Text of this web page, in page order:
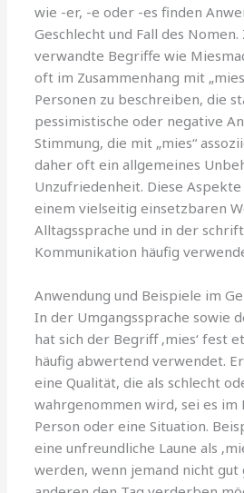
wie -er, -e oder -es finden
Geschlecht und Fall des
verwandte Begriffe wie
oft im Zusammenhang mit
Personen zu beschreiben, die
pessimistische oder negative
Stimmung, die mit „mies“
daher oft ein allgemeines
Unzufriedenheit. Diese Aspekte
einem vielseitig einsetzbaren
Alltagssprache und in der
Kommunikation häufig
Anwendung und Beispiele im
In der Umgangssprache sowie
hat sich der Begriff ‚mies‘ fest
häufig abwertend verwendet.
eine Qualität, die als schlecht
wahrgenommen wird, sei es im
Person oder eine Situation.
eine unfreundliche Laune als
werden, wenn jemand nicht gut